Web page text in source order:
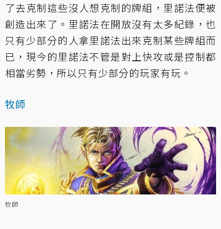
了去克制這些沒人想克制的牌組，里諾法便被
創造出來了。里諾法在開放沒有太多紀錄，也
只有少部分的人拿里諾法出來克制某些牌組而
已，現今的里諾法不管是對上快攻或是控制都
相當劣勢，所以只有少部分的玩家有玩。
牧師
牧師